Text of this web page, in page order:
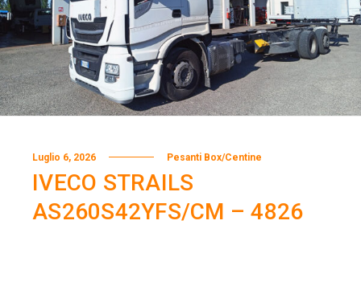
Luglio 6, 2026 Pesanti Box/Centine
IVECO STRAILS
AS260S42YFS/CM – 4826